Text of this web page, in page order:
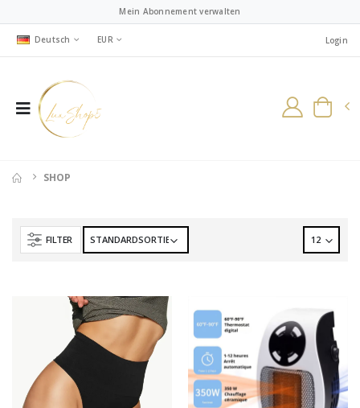
Mein Abonnement verwalten
Deutsch EUR Login
SHOP
FILTER